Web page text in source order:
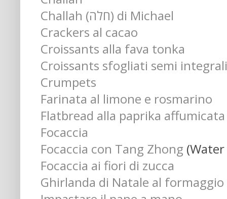
Challah (חלה) di Michael
Crackers al cacao
Croissants alla fava tonka
Croissants sfogliati semi integrali
Crumpets
Farinata al limone e rosmarino
Flatbread alla paprika
Focaccia
Focaccia con Tang Zhong
Focaccia ai fiori di zucca
Ghirlanda di Natale al formaggio